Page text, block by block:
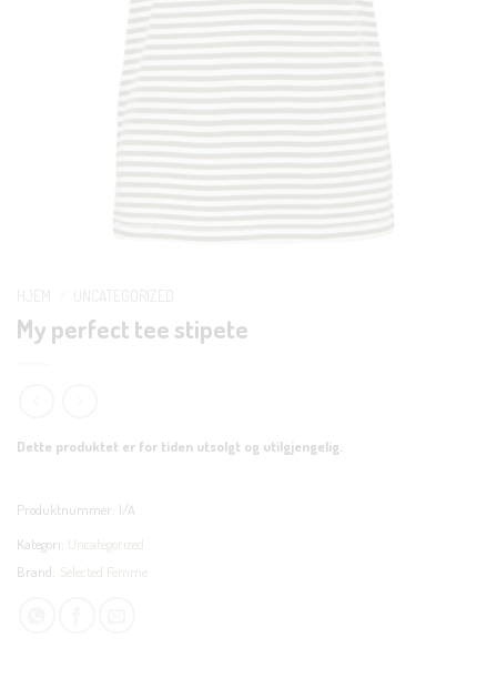
My perfect tee stipete
Dette produktet er for tiden utsolgt og utilgjengelig.
Produktnummer: I/A
Kategori: Uncategorized
Brand: Selected Femme